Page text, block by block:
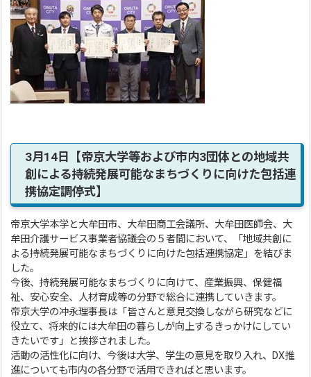
3月14日【帝京大学等および市内3団体との地域共
創による持続発展可能なまちづくりに向けた包括連
携協定調停式】
帝京大学本学と大牟田市、大牟田商工会議所、大牟田医師会、大
牟田介護サービス事業者協議会の５者間において、「地域共創に
よる持続発展可能なまちづくりに向けた包括連携協定」を結びま
した。
今後、持続発展可能なまちづくりに向けて、産業振興、保健福
祉、安心安全、人材育成等の分野で総合に連携していきます。
帝京大学の冲永理事長は「皆さんと意見交換しながら研究などに
役立て、将来的には大牟田の暮らしが向上するきっかけにしてい
きたいです」と挨拶されました。
活動の活性化に向け、今後は大学、学生の意見を取り入れ、DX推
進についても市内の各分野で活用できればと思います。